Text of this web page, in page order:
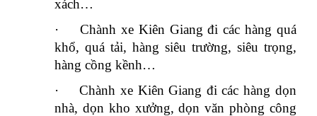
xách…
·
Chành xe Kiên Giang đi các hàng quá
khổ, quá tải, hàng siêu trường, siêu trọng,
hàng cồng kềnh…
·
Chành xe Kiên Giang đi các hàng dọn
nhà, dọn kho xưởng, dọn văn phòng công